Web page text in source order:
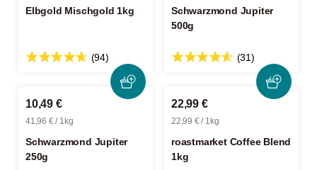
Elbgold Mischgold 1kg
(94)
Schwarzmond Jupiter
500g
(31)
10,49 €
41,96 € / 1kg
Schwarzmond Jupiter
250g
22,99 €
22,99 € / 1kg
roastmarket Coffee Blend
1kg